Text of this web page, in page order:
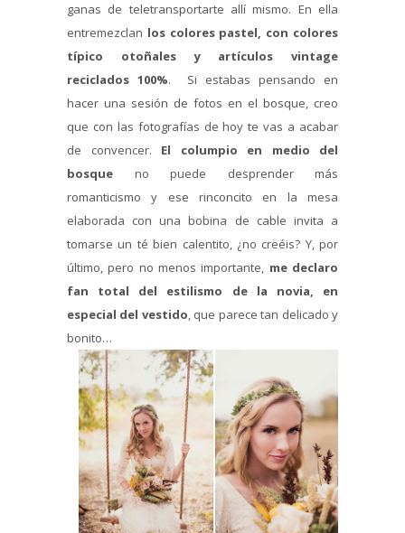
ganas de teletransportarte allí mismo. En ella
entremezclan los colores pastel, con colores
típico otoñales y artículos vintage
reciclados 100%. Si estabas pensando en
hacer una sesión de fotos en el bosque, creo
que con las fotografías de hoy te vas a acabar
de convencer. El columpio en medio del
bosque no puede desprender más
romanticismo y ese rinconcito en la mesa
elaborada con una bobina de cable invita a
tomarse un té bien calentito, ¿no creéis? Y, por
último, pero no menos importante, me declaro
fan total del estilismo de la novia, en
especial del vestido, que parece tan delicado y
bonito…